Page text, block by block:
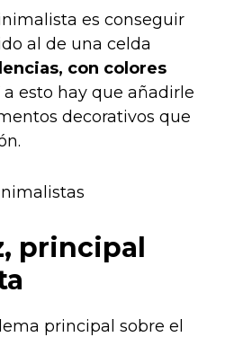
es conseguir
al de una celda
con colores
a esto hay que añadirle
decorativos que
principal
principal sobre el